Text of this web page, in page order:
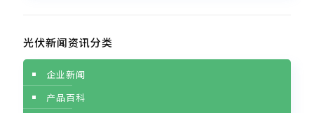
光伏新闻资讯分类
企业新闻
产品百科